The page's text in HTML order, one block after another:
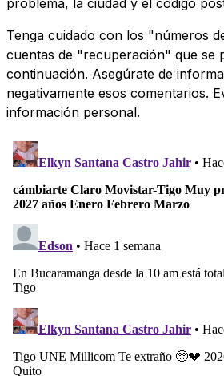
Tenga cuidado con los "números
cuentas de "recuperación" que se
continuación. Asegúrate de
negativamente esos comentarios.
información personal.